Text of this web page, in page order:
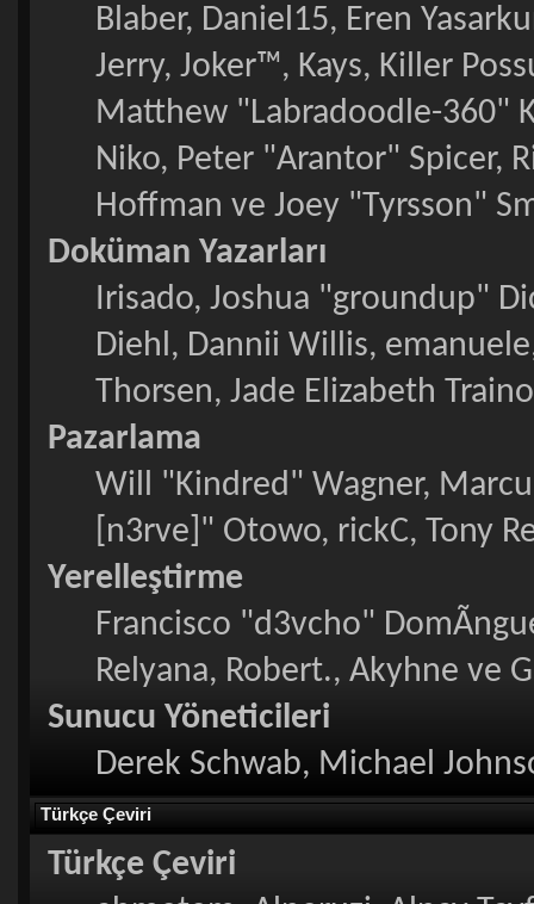
Blaber, Daniel15, Eren
Jerry, Joker™, Kays, Killer
Matthew "Labradoodle-360"
Niko, Peter "Arantor" Spicer,
Hoffman ve Joey "Tyrsson"
Doküman Yazarları
Irisado, Joshua "groundup"
Diehl, Dannii Willis,
Thorsen, Jade Elizabeth
Pazarlama
Will "Kindred" Wagner,
[n3rve]" Otowo, rickC, Tony
Yerelleştirme
Francisco "d3vcho"
Relyana, Robert., Akyhne ve
Sunucu Yöneticileri
Derek Schwab, Michael
Türkçe Çeviri
Türkçe Çeviri